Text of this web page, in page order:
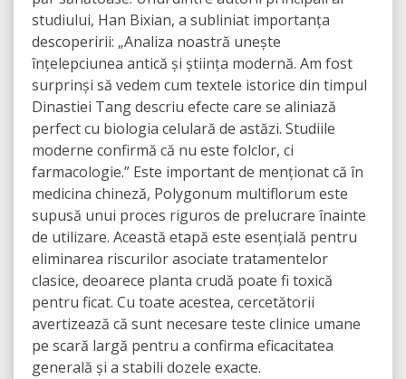
studiului, Han Bixian, a subliniat importanța
descoperirii: „Analiza noastră unește
înțelepciunea antică și știința modernă. Am fost
surprinși să vedem cum textele istorice din timpul
Dinastiei Tang descriu efecte care se aliniază
perfect cu biologia celulară de astăzi. Studiile
moderne confirmă că nu este folclor, ci
farmacologie.” Este important de menționat că în
medicina chineză, Polygonum multiflorum este
supusă unui proces riguros de prelucrare înainte
de utilizare. Această etapă este esențială pentru
eliminarea riscurilor asociate tratamentelor
clasice, deoarece planta crudă poate fi toxică
pentru ficat. Cu toate acestea, cercetătorii
avertizează că sunt necesare teste clinice umane
pe scară largă pentru a confirma eficacitatea
generală și a stabili dozele exacte.